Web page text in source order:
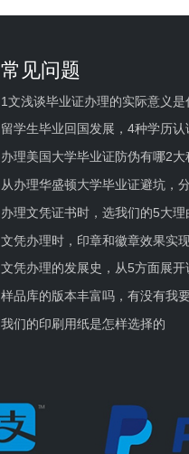
常见问题
1文浅谈毕业证办理的实际意义是
留学生毕业回国发展，4种学历认
办理美国大学毕业证防伪有哪2大
从办理华盛顿大学毕业证避坑，
办理文凭证书时，选我们的5大理
文凭办理时，印章和徽章效果实
文凭办理的发展史，从5方面展开
样品库的版本丰富吗，有没有我
我们的印刷用纸是怎样选择的